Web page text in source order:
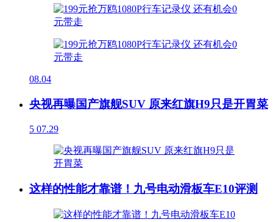
08.04
央视再曝国产旗舰SUV 原来红旗H9只是开胃菜
5 07.29
这样的性能才靠谱！九号电动滑板车E10评测